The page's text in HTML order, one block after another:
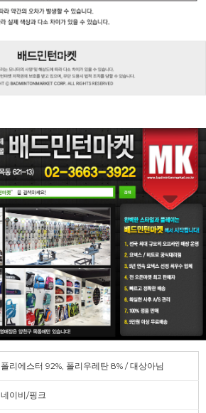
폴리에스터 92%, 폴리우레탄 8% / 대상아님
네이비/핑크